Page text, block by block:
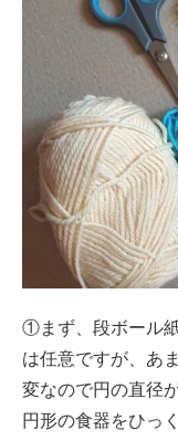
①まず、段ボール
は任意ですが、あ
変なので円の直径
円形の食器をひっ